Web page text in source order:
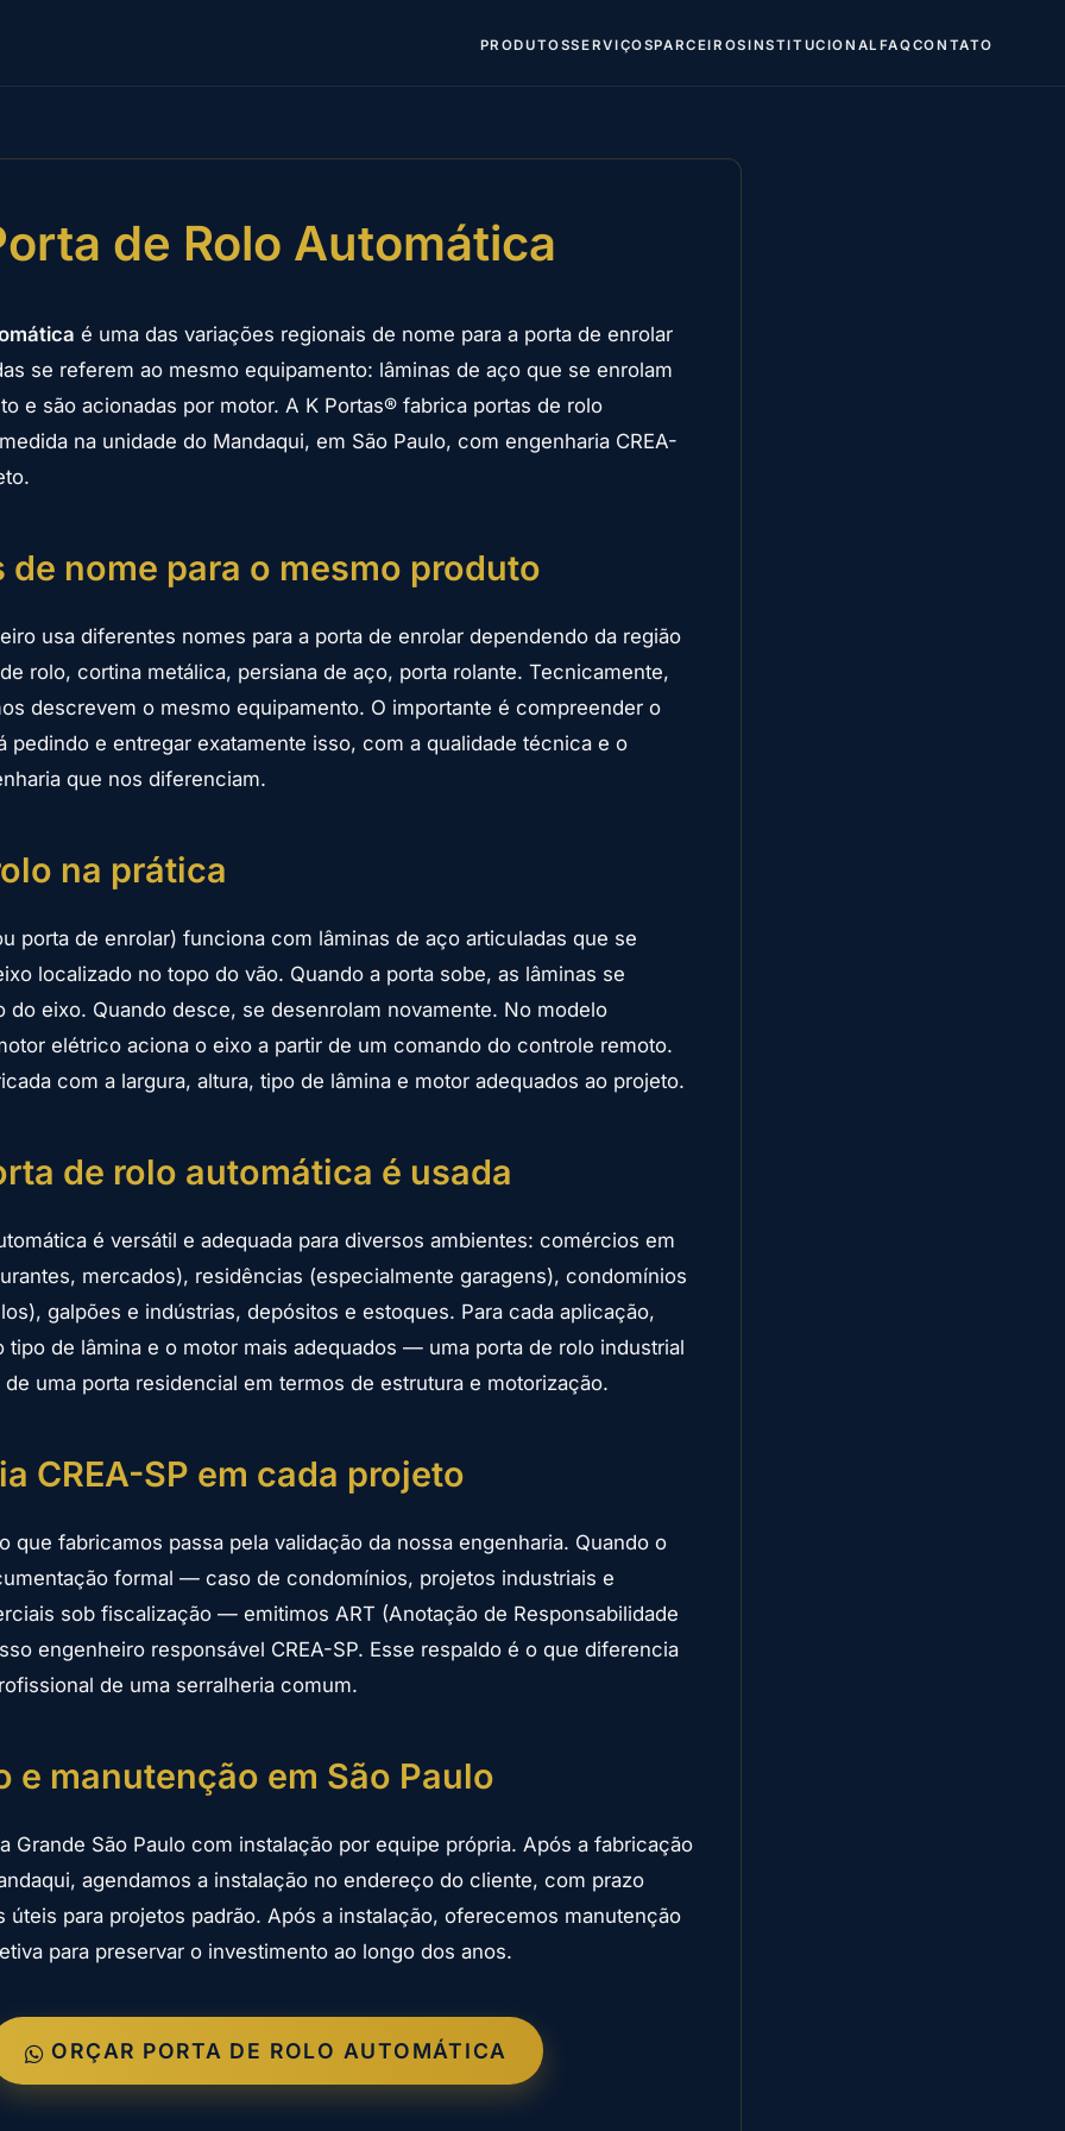
PRODUTOSSERVIÇOSPARCEIROS INSTITUCIONAL FAQCONTATO
de Rolo Automática
é uma das variações regionais de nome para a porta de enrolar
se referem ao mesmo equipamento: lâminas de aço que se enrolam
e são acionadas por motor. A K Portas® fabrica portas de rolo
na unidade do Mandaqui, em São Paulo, com engenharia CREA-
de nome para o mesmo produto
usa diferentes nomes para a porta de enrolar dependendo da região
rolo, cortina metálica, persiana de aço, porta rolante. Tecnicamente,
descrevem o mesmo equipamento. O importante é compreender o
pedindo e entregar exatamente isso, com a qualidade técnica e o
que nos diferenciam.
na prática
porta de enrolar) funciona com lâminas de aço articuladas que se
localizado no topo do vão. Quando a porta sobe, as lâminas se
do eixo. Quando desce, se desenrolam novamente. No modelo
elétrico aciona o eixo a partir de um comando do controle remoto.
com a largura, altura, tipo de lâmina e motor adequados ao projeto.
de rolo automática é usada
é versátil e adequada para diversos ambientes: comércios em
mercados), residências (especialmente garagens), condomínios
galpões e indústrias, depósitos e estoques. Para cada aplicação,
tipo de lâmina e o motor mais adequados — uma porta de rolo industrial
uma porta residencial em termos de estrutura e motorização.
CREA-SP em cada projeto
que fabricamos passa pela validação da nossa engenharia. Quando o
formal — caso de condomínios, projetos industriais e
sob fiscalização — emitimos ART (Anotação de Responsabilidade
engenheiro responsável CREA-SP. Esse respaldo é o que diferencia
de uma serralheria comum.
e manutenção em São Paulo
Grande São Paulo com instalação por equipe própria. Após a fabricação
agendamos a instalação no endereço do cliente, com prazo
úteis para projetos padrão. Após a instalação, oferecemos manutenção
para preservar o investimento ao longo dos anos.
ORÇAR PORTA DE ROLO AUTOMÁTICA